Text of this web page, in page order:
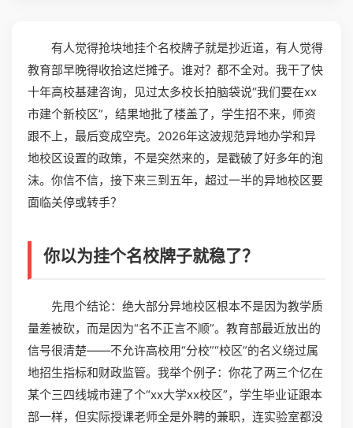
有人觉得抢块地挂个名校牌子就是抄近道，有人觉得
教育部早晚得收拾这烂摊子。谁对？都不全对。我干了快
十年高校基建咨询，见过太多校长拍脑袋说“我们要在xx
市建个新校区”，结果地批了楼盖了，学生招不来，师资
跟不上，最后变成空壳。2026年这波规范异地办学和异
地校区设置的政策，不是突然来的，是戳破了好多年的泡
沫。你信不信，接下来三到五年，超过一半的异地校区要
面临关停或转手？
你以为挂个名校牌子就稳了？
先甩个结论：绝大部分异地校区根本不是因为教学质
量差被砍，而是因为“名不正言不顺”。教育部最近放出的
信号很清楚——不允许高校用“分校”“校区”的名义绕过属
地招生指标和财政监管。我举个例子：你花了两三个亿在
某个三四线城市建了个“xx大学xx校区”，学生毕业证跟本
部一样，但实际授课老师全是外聘的兼职，连实验室都没